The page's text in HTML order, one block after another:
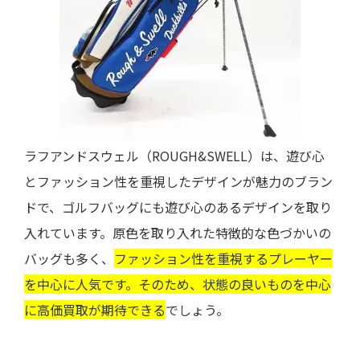
ラフアンドスウェル（ROUGH&SWELL）は、遊び心
とファッション性を重視したデザインが魅力のブラン
ドで、ゴルフバッグにも遊び心のあるデザインを取り
入れています。原色を取り入れた特徴的な色づかいの
バッグも多く、 ファッション性を重視するプレーヤー
を中心に人気です。そのため、状態の良いものを中心
に高価買取が期待できるでしょう。